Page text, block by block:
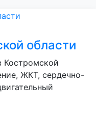
области
Костромской
ЖКТ, сердечно-